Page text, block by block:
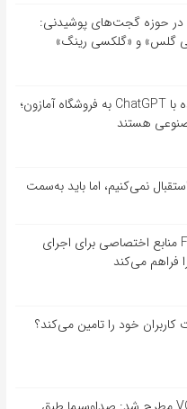
در حوزه گجت‌های پوشیدنی:
گلس» و «گلکسی رینگ»
هجوم کتاب‌های نوشته‌شده با ChatGPT به فروشگاه آمازون؛
هستند
نمی‌کنیم، اما باید به‌سمت
OpenAI با پلتفرم Foundry منابع اختصاصی برای اجرای
می‌کند
خود را تامین می‌کند؟